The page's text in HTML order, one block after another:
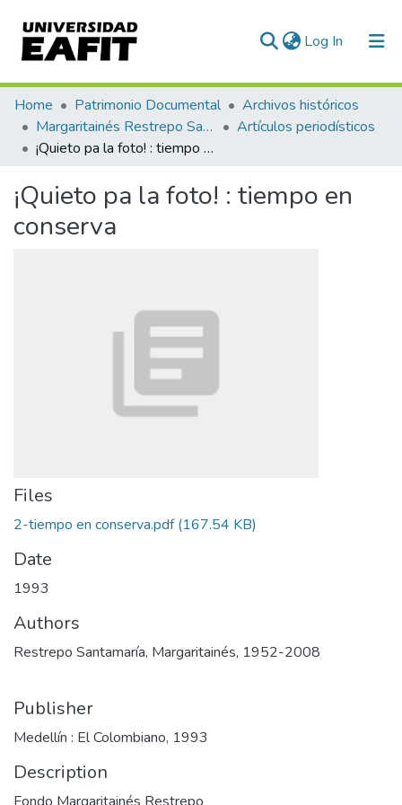
Log In (current)
Communities & Collections
All of DSpace
Home Patrimonio Documental
Archivos históricos
Margaritainés Restrepo Santamaría
Artículos periodísticos
¡Quieto pa la foto! : tiempo en conserva
¡Quieto pa la foto! : tiempo en
conserva
Files
2-tiempo en conserva.pdf(167.54 KB)
Date
1993
Authors
Restrepo Santamaría, Margaritainés, 1952-2008
Publisher
Medellín : El Colombiano, 1993
Description